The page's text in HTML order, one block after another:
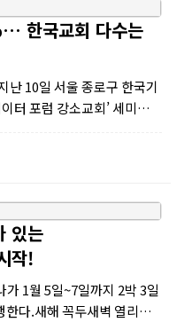
한국교회 다수는
난 10일 서울 종로구 한국기
터 포럼 강소교회’ 세미나를
은 교회에 머무르지 않고 어
있는
작!
1월 5일~7일까지 2박 3일
한다.새해 꼭두새벽 열리는